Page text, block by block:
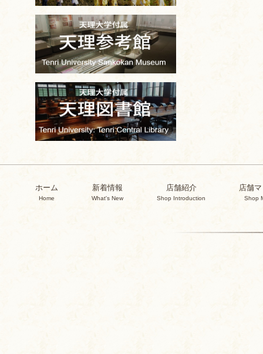
ホーム
Home
新着情報
What's New
店舗紹介
Shop Introduction
店舗
Shop